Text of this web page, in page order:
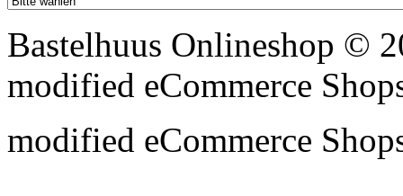
Bastelhuus Onlineshop ©
modified eCommerce
modified eCommerce